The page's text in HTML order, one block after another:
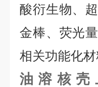
酸衍生物、
金棒、荧光
相关功能化材
油溶核壳